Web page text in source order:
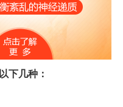
下几种：